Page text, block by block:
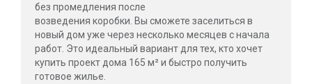
без промедления после
возведения коробки. Вы сможете заселиться в
новый дом уже через несколько месяцев с начала
работ. Это идеальный вариант для тех, кто хочет
купить проект дома 165 м² и быстро получить
готовое жилье.